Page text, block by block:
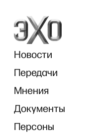
Новости
Передачи
Мнения
Документы
Персоны